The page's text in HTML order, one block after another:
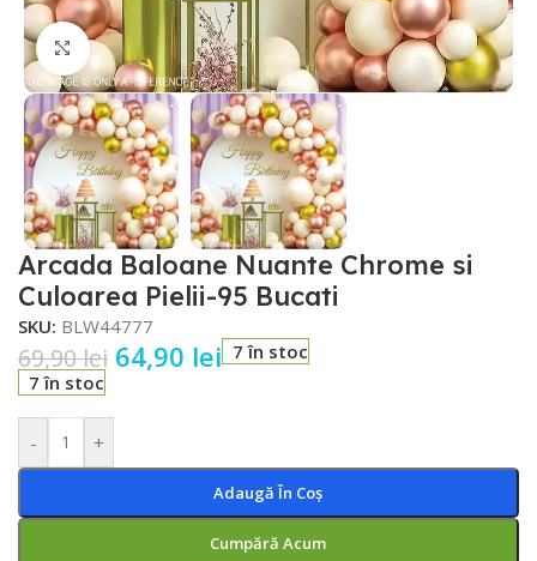
Faceți click pentru a mări
Arcada Baloane Nuante Chrome si
Culoarea Pielii-95 Bucati
SKU: BLW44777
69,90lei 64,90 lei 7 în stoc
7 în stoc
- +
Adaugă În Coș
Cumpără Acum